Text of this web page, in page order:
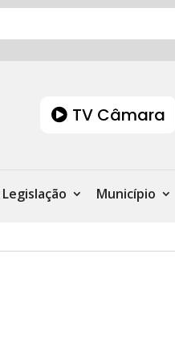
TV Câmara
Legislação Município